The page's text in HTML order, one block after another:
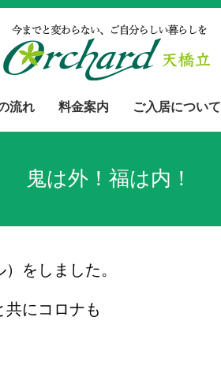
流れ 料金案内 ご入居について
鬼は外！福は内！
をしました。
共にコロナも